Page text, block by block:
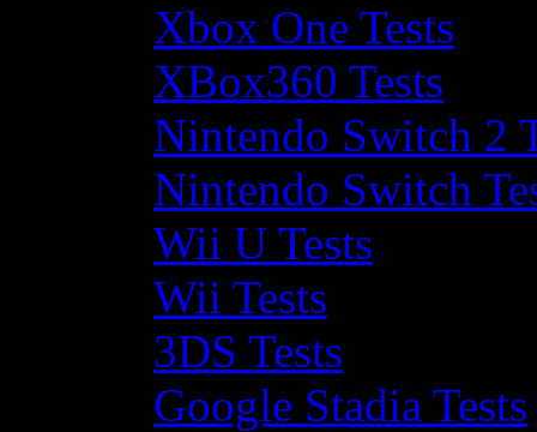
Xbox One Tests
XBox360 Tests
Nintendo Switch 2
Nintendo Switch
Wii U Tests
Wii Tests
3DS Tests
Google Stadia Tests